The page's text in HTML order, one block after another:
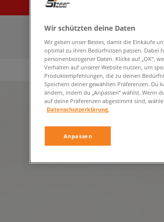
Wir schützten deine Daten
Wir geben unser Bestes, damit die Einkäufe
optimal zu ihren Bedürfnissen passen. Dabei
personenbezogener Daten. Klicke auf „OK“,
Verhalten auf unserer Website nutzen, um
Produktempfehlungen, die zu deinen
Speichern deiner gewählten Präferenzen. Du
ändern, indem du „Anpassen“ wählst. Wenn
auf deine Präferenzen abgestimmt sind,
Datenschutzerklärung.
Anpassen